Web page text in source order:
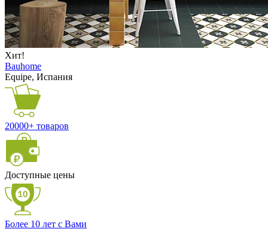
Хит!
Bauhome
Equipe, Испания
20000+ товаров
Доступные цены
Более 10 лет с Вами